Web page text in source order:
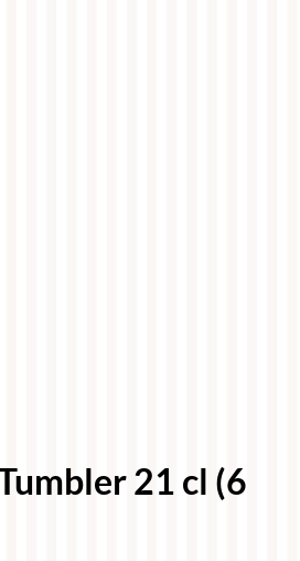
21 cl (6